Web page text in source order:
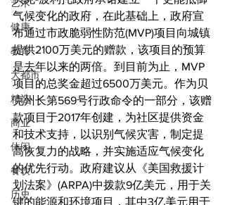
艺术
健康
教育
大都市
精选
商业
休闲
餐饮
历史
气候变化的政府，在此基础上，政府宣
布通过市政脆弱性防范(MVP)项目向城镇
提供2100万美元的赠款，该项目的预算
是去年以来的两倍。到目前为止，MVP
项目的总奖金超过6500万美元。作为贝
克州长第569号行政命令的一部分，该赠
款项目于2017年创建，为社区提供资金
和技术支持，以识别气候灾害，制定提
高恢复力的战略，并实施适应气候变化
的优先行动。政府建议从《美国救援计
划法案》(ARPA)中拨款9亿美元，用于关
键的能源和环境项目，其中3亿美元用于